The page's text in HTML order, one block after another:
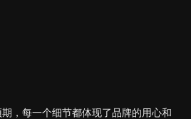
，每一个细节都体现了品牌的用心和